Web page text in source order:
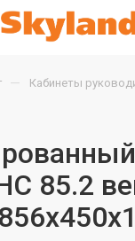
— Кабинеты
85.2